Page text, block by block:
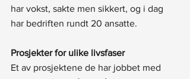
har vokst, sakte men sikkert, og i dag
har bedriften rundt 20 ansatte.
Prosjekter for ulike livsfaser
Et av prosjektene de har jobbet med